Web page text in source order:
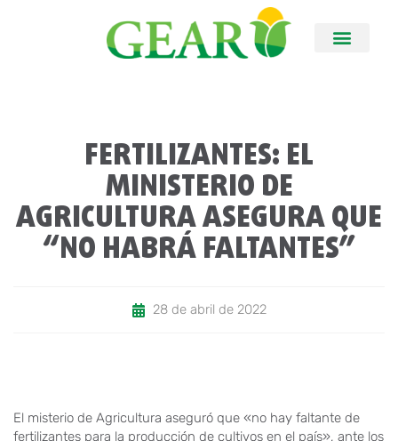
FERTILIZANTES: EL
MINISTERIO DE
AGRICULTURA ASEGURA QUE
“NO HABRÁ FALTANTES”
28 de abril de 2022
El misterio de Agricultura aseguró que «no hay faltante de
fertilizantes para la producción de cultivos en el país», ante los